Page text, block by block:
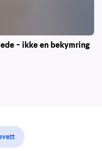
– ikke en bekymring